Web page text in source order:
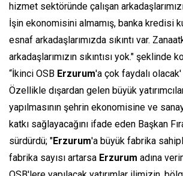
hizmet sektöründe çalışan
İşin ekonomisini almamış, banka kredisi
esnaf arkadaşlarımızda sıkıntı var.
arkadaşlarımızın sıkıntısı yok." şeklinde
“İkinci OSB Erzurum'a çok faydalı olacak'
Özellikle dışardan gelen büyük
yapılmasının şehrin ekonomisine ve
katkı sağlayacağını ifade eden Başkan
sürdürdü; "Erzurum'a büyük fabrika
fabrika sayısı artarsa Erzurum adına